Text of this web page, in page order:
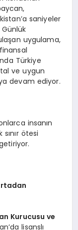
saniyeler
uygulama,
Türkiye
ve uygun
devam ediyor.
insanın
ötesi
Kurucusu ve
lisanslı